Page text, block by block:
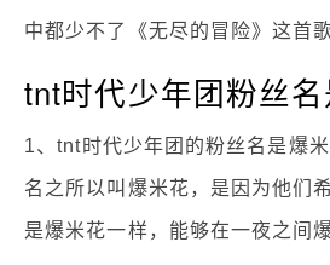
中都少不了《无尽的冒险》这首歌
tnt时代少年团粉丝
1、tnt时代少年团的粉丝名是爆
名之所以叫爆米花，是因为他们
是爆米花一样，能够在一夜之间爆